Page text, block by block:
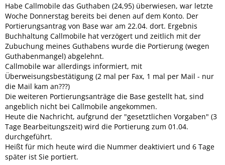
Habe Callmobile das Guthaben (24,95) überwiesen, war letzte
Woche Donnerstag bereits bei denen auf dem Konto. Der
Portierungsantrag von Base war am 22.04. dort. Ergebnis
Buchhaltung Callmobile hat verzögert und zeitlich mit der
Zubuchung meines Guthabens wurde die Portierung (wegen
Guthabenmangel) abgelehnt.
Callmobile war allerdings informiert, mit
Überweisungsbestätigung (2 mal per Fax, 1 mal per Mail - nur
die Mail kam an???)
Die weiteren Portierungsanträge die Base gestellt hat, sind
angeblich nicht bei Callmobile angekommen.
Heute die Nachricht, aufgrund der "gesetztlichen Vorgaben" (3
Tage Bearbeitungszeit) wird die Portierung zum 01.04.
durchgeführt.
Heißt für mich heute wird die Nummer deaktiviert und 6 Tage
später ist Sie portiert.